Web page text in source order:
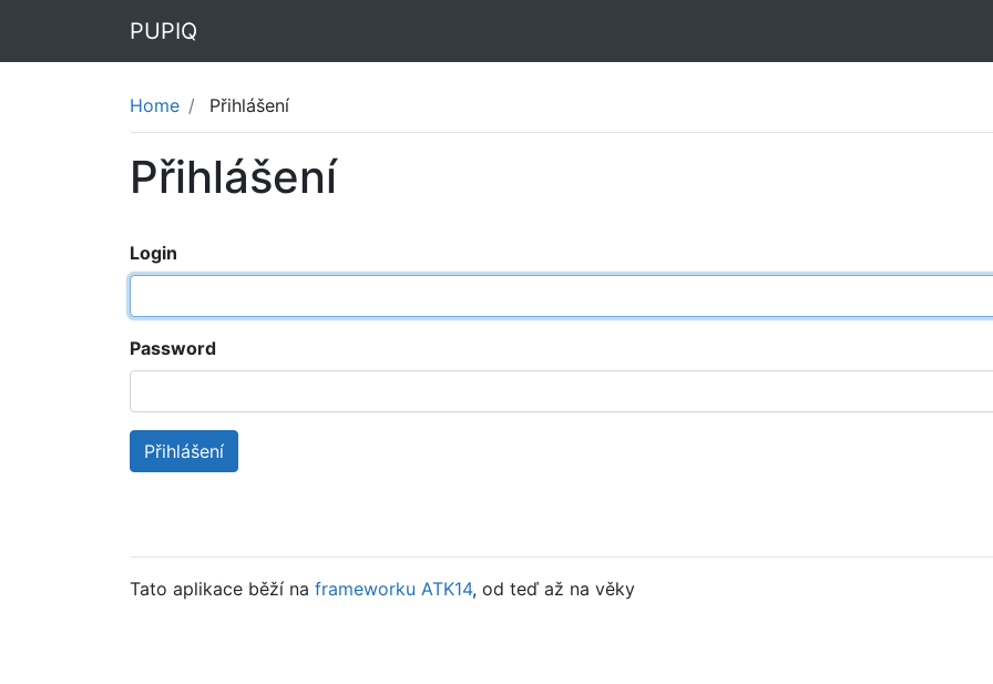
PUPIQ
Home Přihlášení
Přihlášení
Login
Password
Přihlášení
Tato aplikace běží na frameworku ATK14, od teď až na věky